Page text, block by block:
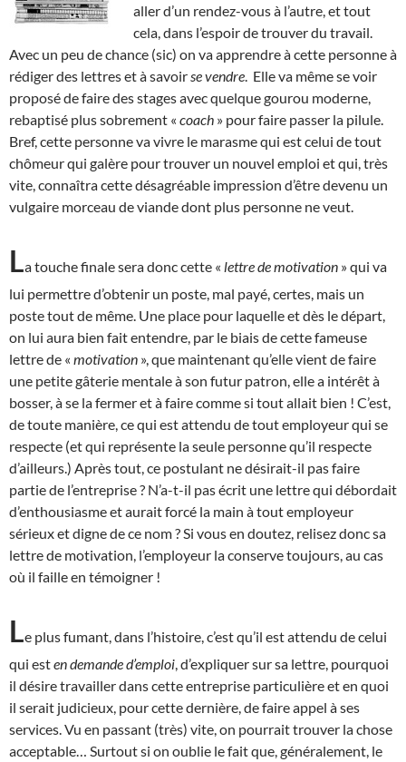
aller d’un rendez-vous à l’autre, et tout
cela, dans l’espoir de trouver du travail.
Avec un peu de chance (sic) on va apprendre à cette personne à
rédiger des lettres et à savoir se vendre . Elle va même se voir
proposé de faire des stages avec quelque gourou moderne,
rebaptisé plus sobrement « coach » pour faire passer la pilule.
Bref, cette personne va vivre le marasme qui est celui de tout
chômeur qui galère pour trouver un nouvel emploi et qui, très
vite, connaîtra cette désagréable impression d’être devenu un
vulgaire morceau de viande dont plus personne ne veut.
La touche finale sera donc cette « lettre de motivation » qui va
lui permettre d’obtenir un poste, mal payé, certes, mais un
poste tout de même. Une place pour laquelle et dès le départ,
on lui aura bien fait entendre, par le biais de cette fameuse
lettre de « motivation », que maintenant qu’elle vient de faire
une petite gâterie mentale à son futur patron, elle a intérêt à
bosser, à se la fermer et à faire comme si tout allait bien ! C’est,
de toute manière, ce qui est attendu de tout employeur qui se
respecte (et qui représente la seule personne qu’il respecte
d’ailleurs.) Après tout, ce postulant ne désirait-il pas faire
partie de l’entreprise ? N’a-t-il pas écrit une lettre qui débordait
d’enthousiasme et aurait forcé la main à tout employeur
sérieux et digne de ce nom ? Si vous en doutez, relisez donc sa
lettre de motivation, l’employeur la conserve toujours, au cas
où il faille en témoigner !
Le plus fumant, dans l’histoire, c’est qu’il est attendu de celui
qui esten demande d’emploi , d’expliquer sur sa lettre, pourquoi
il désire travailler dans cette entreprise particulière et en quoi
il serait judicieux, pour cette dernière, de faire appel à ses
services. Vu en passant (très) vite, on pourrait trouver la chose
acceptable… Surtout si on oublie le fait que, généralement, le